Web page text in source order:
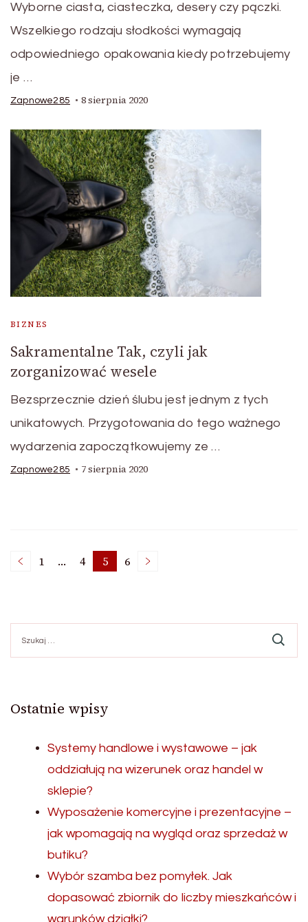
Wyborne ciasta, ciasteczka, desery czy pączki.
Wszelkiego rodzaju słodkości wymagają
odpowiedniego opakowania kiedy potrzebujemy
je …
Zapnowe285 8 sierpnia 2020
BIZNES
Sakramentalne Tak, czyli jak
zorganizować wesele
Bezsprzecznie dzień ślubu jest jednym z tych
unikatowych. Przygotowania do tego ważnego
wydarzenia zapoczątkowujemy ze …
Zapnowe285 7 sierpnia 2020
Nawigacja
po
wpisach
Strona
1 … Strona
4 Strona
5 Strona
6
Ostatnie wpisy
Systemy handlowe i wystawowe – jak
oddziałują na wizerunek oraz handel w
sklepie?
Wyposażenie komercyjne i prezentacyjne –
jak wpomagają na wygląd oraz sprzedaż w
butiku?
Wybór szamba bez pomyłek. Jak
dopasować zbiornik do liczby mieszkańców i
warunków działki?